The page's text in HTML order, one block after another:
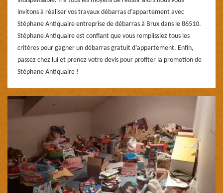
invitons à réaliser vos travaux débarras d’appartement avec
Stéphane Antiquaire entreprise de débarras à Brux dans le 86510.
Stéphane Antiquaire est confiant que vous remplissiez tous les
critères pour gagner un débarras gratuit d’appartement. Enfin,
passez chez lui et prenez votre devis pour profiter la promotion de
Stéphane Antiquaire !